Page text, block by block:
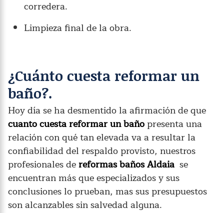
corredera.
Limpieza final de la obra.
¿Cuánto cuesta reformar un
baño?.
Hoy día se ha desmentido la afirmación de que
cuanto cuesta reformar un baño presenta una
relación con qué tan elevada va a resultar la
confiabilidad del respaldo provisto, nuestros
profesionales dereformas baños Aldaia se
encuentran más que especializados y sus
conclusiones lo prueban, mas sus presupuestos
son alcanzables sin salvedad alguna.